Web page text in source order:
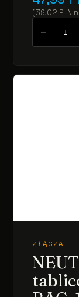
(39,02 PLN
−
ZŁĄCZA